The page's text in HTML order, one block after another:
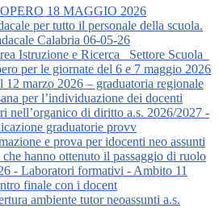
18 MAGGIO 2026
per tutto il personale della scuola.
Calabria 06-05-26
Istruzione e Ricerca_ Settore Scuola_
per le giornate del 6 e 7 maggio 2026
12 marzo 2026 – graduatoria regionale
per l’individuazione dei docenti
nell’organico di diritto a.s. 2026/2027 -
graduatorie provv
e prova per idocenti neo assunti
hanno ottenuto il passaggio di ruolo
- Laboratori formativi - Ambito 11
finale con i docent
ambiente tutor neoassunti a.s.